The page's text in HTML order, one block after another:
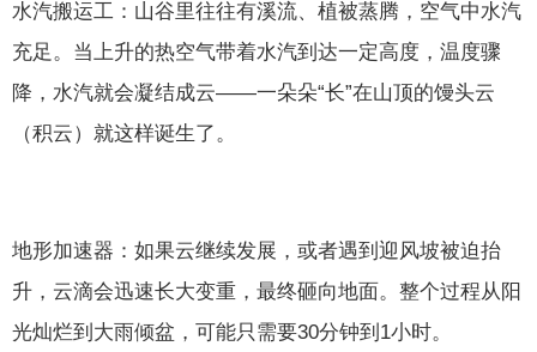
水汽搬运工：山谷里往往有溪流、植被蒸腾，空气中水汽
充足。当上升的热空气带着水汽到达一定高度，温度骤
降，水汽就会凝结成云——一朵朵“长”在山顶的馒头云
（积云）就这样诞生了。
地形加速器：如果云继续发展，或者遇到迎风坡被迫抬
升，云滴会迅速长大变重，最终砸向地面。整个过程从阳
光灿烂到大雨倾盆，可能只需要30分钟到1小时。